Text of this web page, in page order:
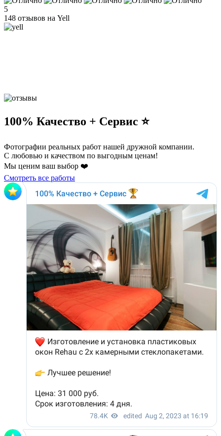
5
148 отзывов на Yell
100% Качество + Сервис ⭐️
Фотографии реальных работ нашей дружной компании.
С любовью и качеством по выгодным ценам!
Мы ценим ваш выбор ❤️
Смотреть все работы